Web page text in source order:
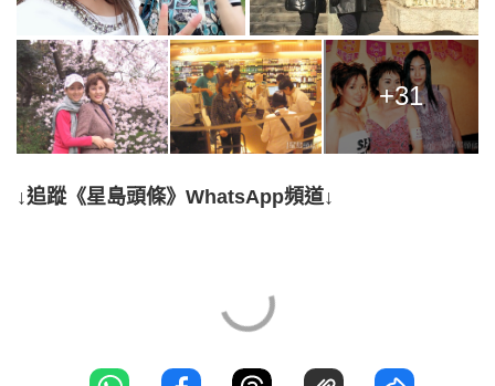
+31
↓追蹤《星島頭條》WhatsApp頻道↓